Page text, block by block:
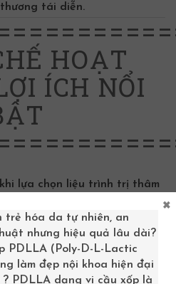
tái diễn.
HOẠT
ÍCH NỔI
lựa chọn liệu trình trị thâm
ta hãy cùng tìm hiểu cơ
phương pháp hiện đại:
lên tế bào và mô da:
trẻ hóa da tự nhiên, an
nhưng hiệu quả lâu dài?
PDLLA (Poly-D-L-Lactic
làm đẹp nội khoa hiện đại
PDLLA dạng vi cầu xốp là
×